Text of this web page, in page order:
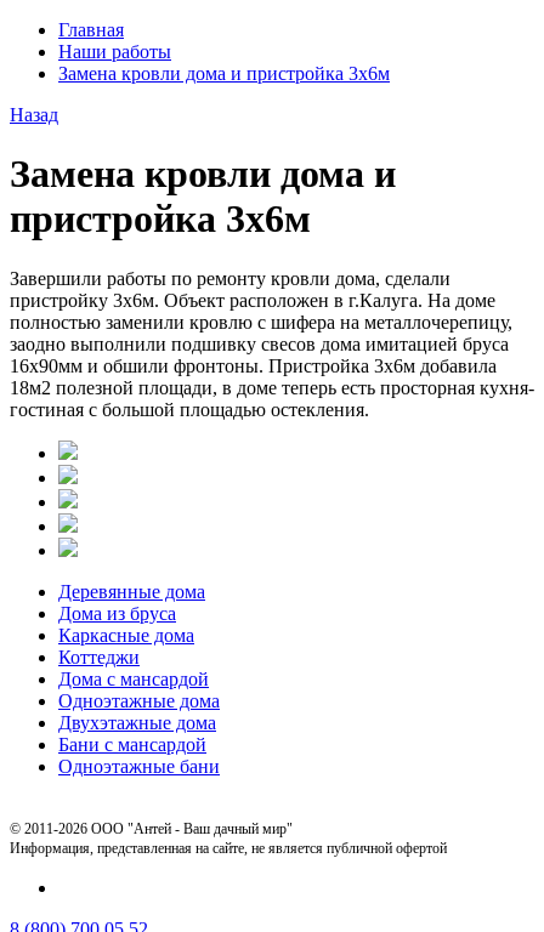
Главная
Наши работы
Замена кровли дома и пристройка 3х6м
Назад
Замена кровли дома и
пристройка 3х6м
Завершили работы по ремонту кровли дома, сделали
пристройку 3х6м. Объект расположен в г.Калуга. На доме
полностью заменили кровлю с шифера на металлочерепицу,
заодно выполнили подшивку свесов дома имитацией бруса
16х90мм и обшили фронтоны. Пристройка 3х6м добавила
18м2 полезной площади, в доме теперь есть просторная кухня-
гостиная с большой площадью остекления.
Деревянные дома
Дома из бруса
Каркасные дома
Коттеджи
Дома с мансардой
Одноэтажные дома
Двухэтажные дома
Бани с мансардой
Одноэтажные бани
© 2011-2026 ООО "Антей - Ваш дачный мир"
Информация, представленная на сайте, не является публичной офертой